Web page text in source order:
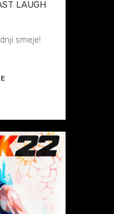
LAUGH
smeje!